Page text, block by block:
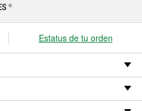
®
Estatus de tu orden